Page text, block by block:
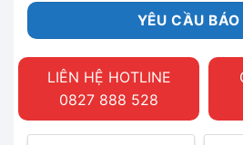
YÊU CẦU BÁO
LIÊN HỆ HOTLINE
0827 888 528